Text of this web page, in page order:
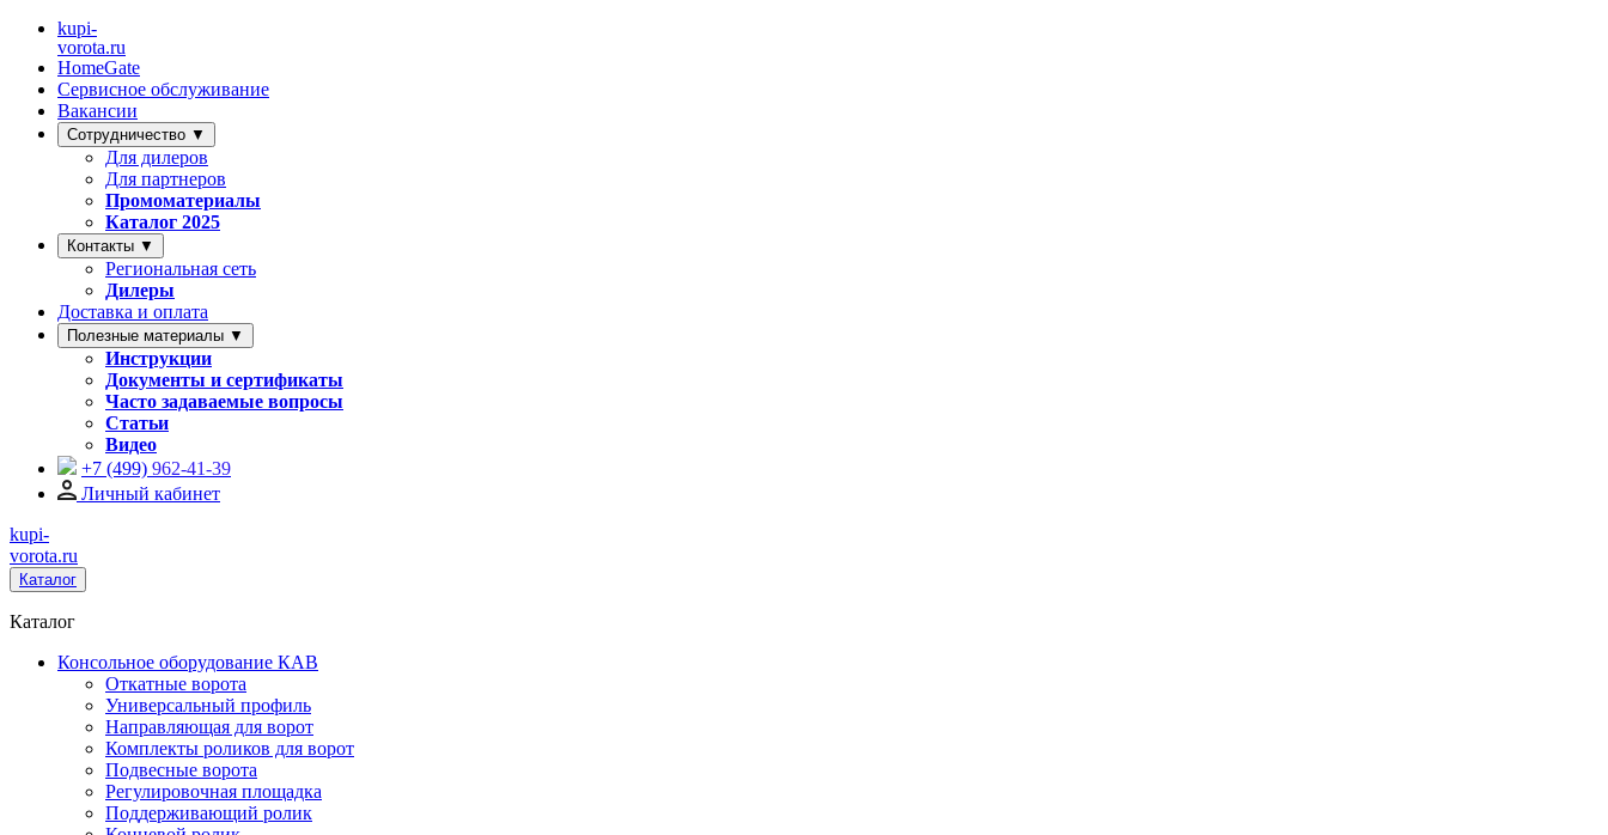
kupi-
vorota.ru
HomeGate
Сервисное обслуживание
Вакансии
Сотрудничество ▼
Для дилеров
Для партнеров
Промоматериалы
Каталог 2025
Контакты ▼
Региональная сеть
Дилеры
Доставка и оплата
Полезные материалы ▼
Инструкции
Документы и сертификаты
Часто задаваемые вопросы
Статьи
Видео
+7 (499) 962-41-39
Личный кабинет
kupi-
vorota.ru
Каталог
Каталог
Консольное оборудование КАВ
Откатные ворота
Универсальный профиль
Направляющая для ворот
Комплекты роликов для ворот
Подвесные ворота
Регулировочная площадка
Поддерживающий ролик